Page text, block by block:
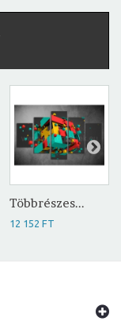
Többrészes...
12 152 FT